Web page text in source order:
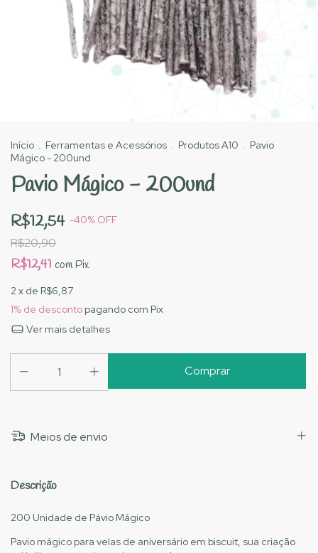
Início . Ferramentas e Acessórios . Produtos A10 . Pavio
Mágico - 200und
Pavio Mágico - 200und
R$12,54 -40% OFF
R$20,90
R$12,41 com Pix
2 x de R$6,87
1% de desconto pagando com Pix
Ver mais detalhes
Meios de envio
Descrição
200 Unidade de Pávio Mágico
Pavio mágico para velas de aniversário em biscuit, sua criação